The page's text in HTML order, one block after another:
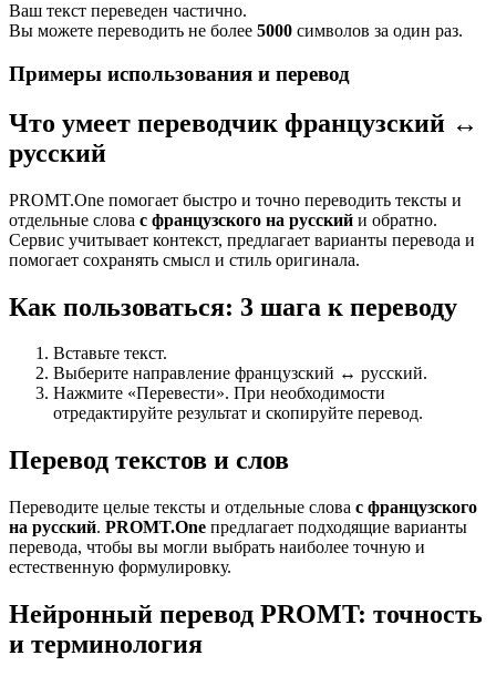
Ваш текст переведен частично.
Вы можете переводить не более 5000 символов за один раз.
Примеры использования и перевод
Что умеет переводчик французский ↔
русский
PROMT.One помогает быстро и точно переводить тексты и
отдельные слова с французского на русский и обратно.
Сервис учитывает контекст, предлагает варианты перевода и
помогает сохранять смысл и стиль оригинала.
Как пользоваться: 3 шага к переводу
Вставьте текст.
Выберите направление французский ↔ русский.
Нажмите «Перевести». При необходимости
отредактируйте результат и скопируйте перевод.
Перевод текстов и слов
Переводите целые тексты и отдельные слова с французского
на русский. PROMT.One предлагает подходящие варианты
перевода, чтобы вы могли выбрать наиболее точную и
естественную формулировку.
Нейронный перевод PROMT: точность
и терминология